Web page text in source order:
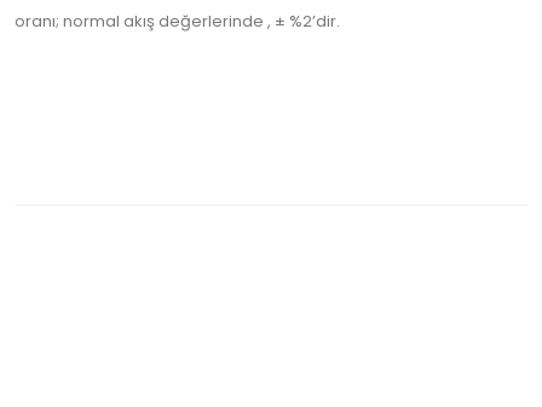
oranı; normal akış değerlerinde , ± %2’dir.